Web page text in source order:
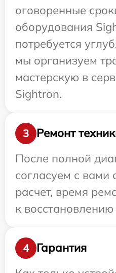
оговоренные
оборудования
потребуется
мы организуем
мастерскую в
Sightron.
3
Ремонт
После полной
согласуем с вами
расчет, время
к восстановлению
4
Гарантия